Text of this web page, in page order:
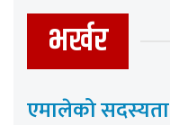
भर्खर
एमालेको सदस्यता